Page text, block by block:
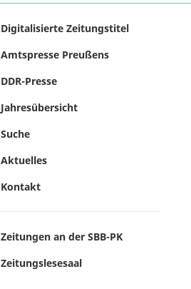
Digitalisierte Zeitungstitel
Amtspresse Preußens
DDR-Presse
Jahresübersicht
Suche
Aktuelles
Kontakt
Zeitungen an der SBB-PK
Zeitungslesesaal